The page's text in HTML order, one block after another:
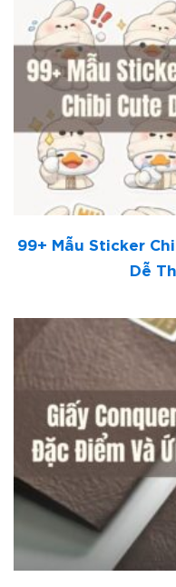
99+ Mẫu Sticker
Dễ